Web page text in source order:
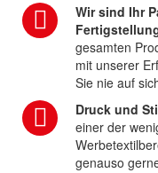
Wir sind Ihr
gesamten
mit unserer
Sie nie auf
Druck und
einer der
genauso